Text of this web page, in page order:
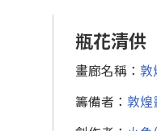
瓶花清供
畫廊名稱： 敦
籌備者： 敦煌